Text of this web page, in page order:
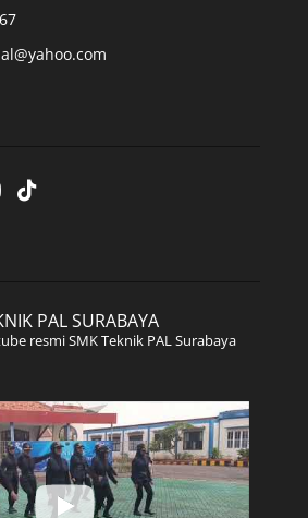
Tiktok
PAL SURABAYA
resmi SMK Teknik PAL Surabaya